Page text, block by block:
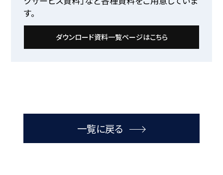
す。
ダウンロード資料一覧ページはこちら
一覧に戻る